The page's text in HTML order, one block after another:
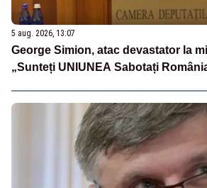
5 aug. 2026, 13:07
George Simion, atac devastator la
„Sunteți UNIUNEA Sabotați